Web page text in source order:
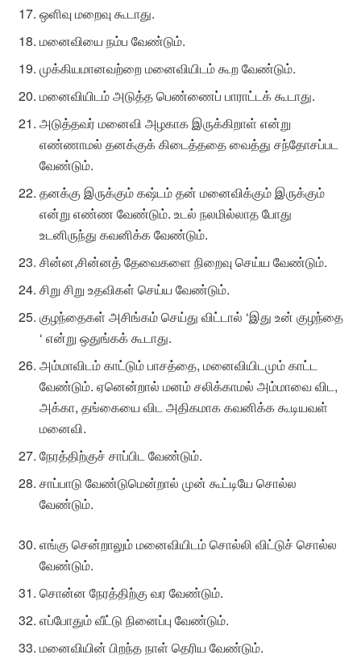
ஒளிவு மறைவு கூடாது.
மனைவியை நம்ப வேண்டும்.
முக்கியமானவற்றை மனைவியிடம் கூற வேண்டும்.
மனைவியிடம் அடுத்த பெண்ணைப் பாராட்டக் கூடாது.
அடுத்தவர் மனைவி அழகாக இருக்கிறாள் என்று
எண்ணாமல் தனக்குக் கிடைத்ததை வைத்து சந்தோசப்பட
வேண்டும்.
தனக்கு இருக்கும் கஷ்டம் தன் மனைவிக்கும் இருக்கும்
என்று எண்ண வேண்டும். உடல் நலமில்லாத போது
உடனிருந்து கவனிக்க வேண்டும்.
சின்ன,சின்னத் தேவைகளை நிறைவு செய்ய வேண்டும்.
சிறு சிறு உதவிகள் செய்ய வேண்டும்.
குழந்தைகள் அசிங்கம் செய்து விட்டால் ‘இது உன் குழந்தை
‘ என்று ஒதுங்கக் கூடாது.
அம்மாவிடம் காட்டும் பாசத்தை, மனைவியிடமும் காட்ட
வேண்டும். ஏனென்றால் மனம் சலிக்காமல் அம்மாவை விட,
அக்கா, தங்கையை விட அதிகமாக கவனிக்க கூடியவள்
மனைவி.
நேரத்திற்குச் சாப்பிட வேண்டும்.
சாப்பாடு வேண்டுமென்றால் முன் கூட்டியே சொல்ல
வேண்டும்.
எங்கு சென்றாலும் மனைவியிடம் சொல்லி விட்டுச் சொல்ல
வேண்டும்.
சொன்ன நேரத்திற்கு வர வேண்டும்.
எப்போதும் வீட்டு நினைப்பு வேண்டும்.
மனைவியின் பிறந்த நாள் தெரிய வேண்டும்.